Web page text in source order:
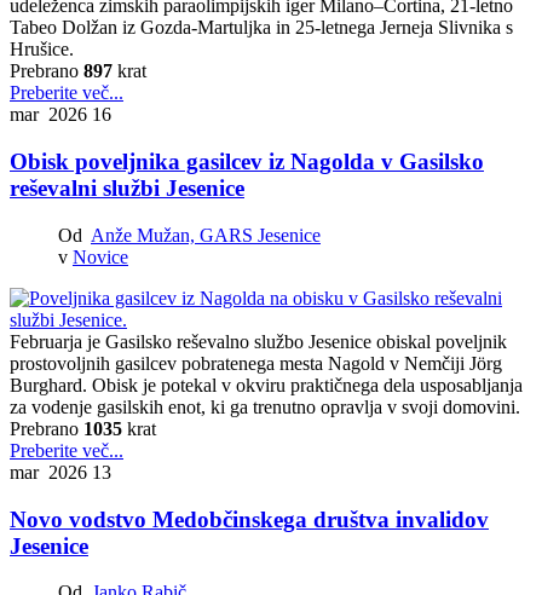
udeleženca zimskih paraolimpijskih iger Milano–Cortina, 21-letno
Tabeo Dolžan iz Gozda-Martuljka in 25-letnega Jerneja Slivnika s
Hrušice.
Prebrano 897 krat
Preberite več...
mar 2026 16
Obisk poveljnika gasilcev iz Nagolda v Gasilsko
reševalni službi Jesenice
Od Anže Mužan, GARS Jesenice
v Novice
Februarja je Gasilsko reševalno službo Jesenice obiskal poveljnik
prostovoljnih gasilcev pobratenega mesta Nagold v Nemčiji Jörg
Burghard. Obisk je potekal v okviru praktičnega dela usposabljanja
za vodenje gasilskih enot, ki ga trenutno opravlja v svoji domovini.
Prebrano 1035 krat
Preberite več...
mar 2026 13
Novo vodstvo Medobčinskega društva invalidov
Jesenice